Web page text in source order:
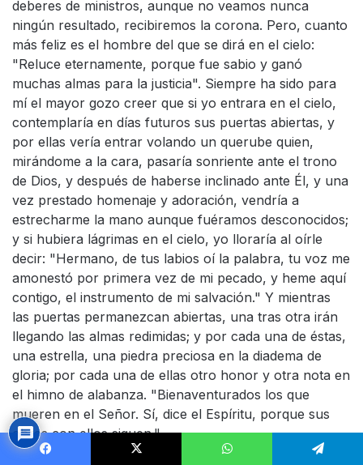
deberes de ministros, aunque no veamos nunca
ningún resultado, recibiremos la corona. Pero, cuanto
más feliz es el hombre del que se dirá en el cielo:
"Reluce eternamente, porque fue sabio y ganó
muchas almas para la justicia". Siempre ha sido para
mí el mayor gozo creer que si yo entrara en el cielo,
contemplaría en días futuros sus puertas abiertas, y
por ellas vería entrar volando un querube quien,
mirándome a la cara, pasaría sonriente ante el trono
de Dios, y después de haberse inclinado ante Él, y una
vez prestado homenaje y adoración, vendría a
estrecharme la mano aunque fuéramos desconocidos;
y si hubiera lágrimas en el cielo, yo lloraría al oírle
decir: "Hermano, de tus labios oí la palabra, tu voz me
amonestó por primera vez de mi pecado, y heme aquí
contigo, el instrumento de mi salvación." Y mientras
las puertas permanezcan abiertas, una tras otra irán
llegando las almas redimidas; y por cada una de éstas,
una estrella, una piedra preciosa en la diadema de
gloria; por cada una de ellas otro honor y otra nota en
el himno de alabanza. "Bienaventurados los que
mueren en el Señor. Sí, dice el Espíritu, porque sus
obras con ellos siguen."